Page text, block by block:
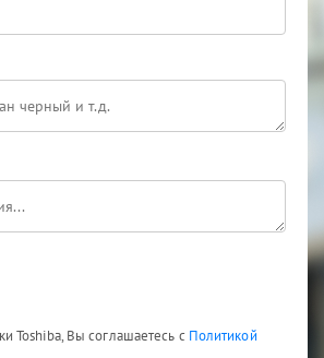
Toshiba, Вы соглашаетесь с Политикой